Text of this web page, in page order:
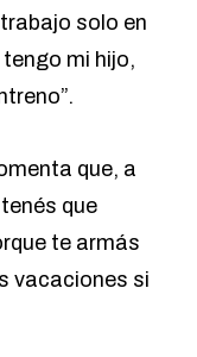
solo en
tengo mi hijo,
que, a
que
te armás
vacaciones si